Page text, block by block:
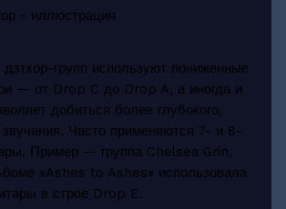
групп используют пониженные
— от Drop C до Drop A, а иногда и
добиться более глубокого,
Часто применяются 7- и 8-
Пример — группа Chelsea Grin,
«Ashes to Ashes» использовала
в строе Drop E.